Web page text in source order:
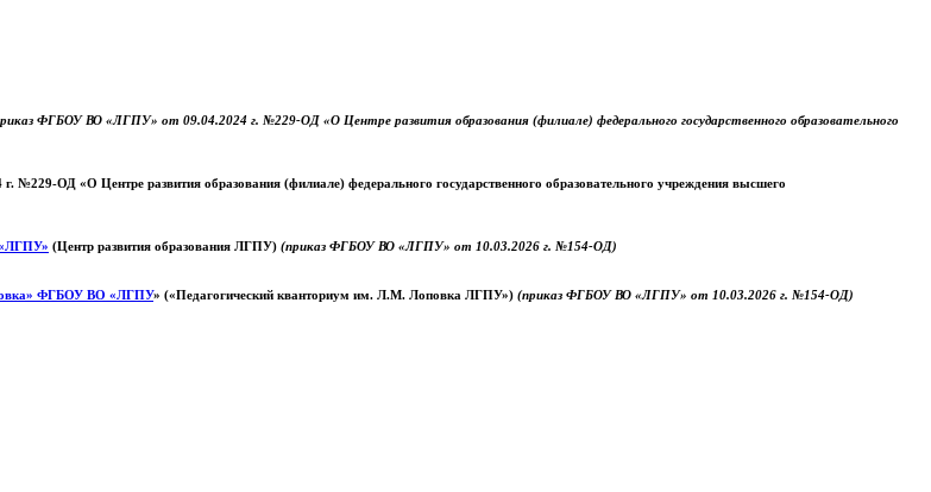
ФГБОУ ВО «ЛГПУ» от 09.04.2024 г. №229-ОД «О Центре развития образования (филиале) федерального государственного образовательного
г. №229-ОД «О Центре развития образования (филиале) федерального государственного образовательного учреждения высшего
«ЛГПУ» (Центр развития образования ЛГПУ) (приказ ФГБОУ ВО «ЛГПУ» от 10.03.2026 г. №154-ОД)
ФГБОУ ВО «ЛГПУ» («Педагогический кванториум им. Л.М. Лоповка ЛГПУ») (приказ ФГБОУ ВО «ЛГПУ» от 10.03.2026 г. №154-ОД)